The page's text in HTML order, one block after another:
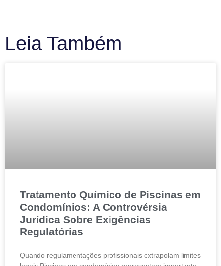
Leia Também
Tratamento Químico de Piscinas em
Condomínios: A Controvérsia
Jurídica Sobre Exigências
Regulatórias
Quando regulamentações profissionais extrapolam limites